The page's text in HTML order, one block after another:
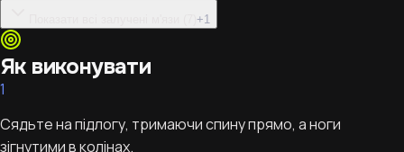
+1
Як виконувати
1
Сядьте на підлогу, тримаючи спину прямо, а ноги
зігнутими в колінах.